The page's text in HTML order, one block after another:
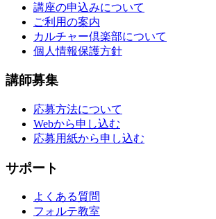
講座の申込みについて
ご利用の案内
カルチャー倶楽部について
個人情報保護方針
講師募集
応募方法について
Webから申し込む
応募用紙から申し込む
サポート
よくある質問
フォルテ教室